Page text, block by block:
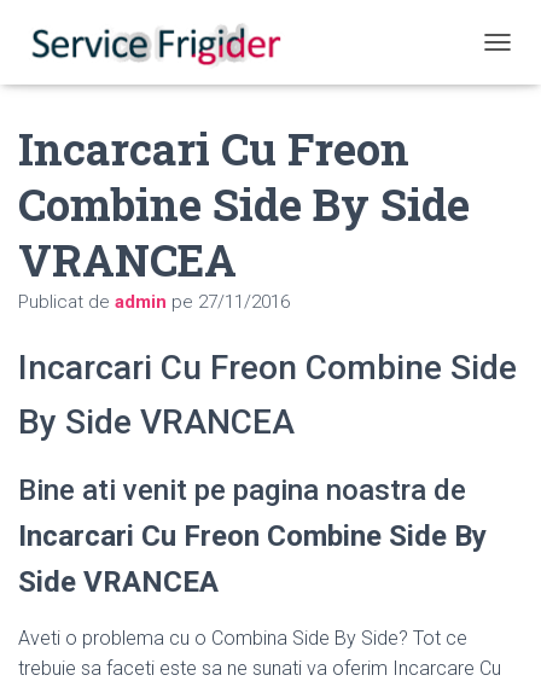
Incarcari Cu Freon
Combine Side By Side
VRANCEA
Publicat de admin pe 27/11/2016
Incarcari Cu Freon Combine Side
By Side VRANCEA
Bine ati venit pe pagina noastra de
Incarcari Cu Freon Combine Side By
Side VRANCEA
Aveti o problema cu o Combina Side By Side? Tot ce
trebuie sa faceti este sa ne sunati va oferim Incarcare Cu